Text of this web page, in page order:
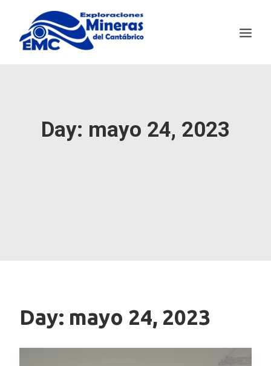
SALAVEDay: mayo 24, 2023
Day: mayo 24, 2023